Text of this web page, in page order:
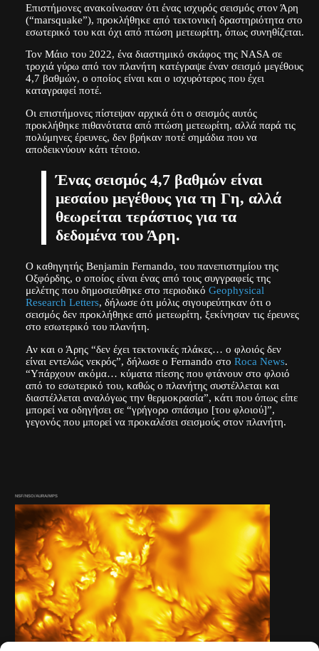
Επιστήμονες ανακοίνωσαν ότι ένας ισχυρός σεισμός στον Άρη
(“marsquake”), προκλήθηκε από τεκτονική δραστηριότητα στο
εσωτερικό του και όχι από πτώση μετεωρίτη, όπως συνηθίζεται.
Τον Μάιο του 2022, ένα διαστημικό σκάφος της NASA σε
τροχιά γύρω από τον πλανήτη κατέγραψε έναν σεισμό μεγέθους
4,7 βαθμών, ο οποίος είναι και ο ισχυρότερος που έχει
καταγραφεί ποτέ.
Οι επιστήμονες πίστεψαν αρχικά ότι ο σεισμός αυτός
προκλήθηκε πιθανότατα από πτώση μετεωρίτη, αλλά παρά τις
πολύμηνες έρευνες, δεν βρήκαν ποτέ σημάδια που να
αποδεικνύουν κάτι τέτοιο.
Ένας σεισμός 4,7 βαθμών είναι
μεσαίου μεγέθους για τη Γη, αλλά
θεωρείται τεράστιος για τα
δεδομένα του Άρη.
Ο καθηγητής Benjamin Fernando, του πανεπιστημίου της
Οξφόρδης, ο οποίος είναι ένας από τους συγγραφείς της
μελέτης που δημοσιεύθηκε στο περιοδικό Geophysical
Research Letters, δήλωσε ότι μόλις σιγουρεύτηκαν ότι ο
σεισμός δεν προκλήθηκε από μετεωρίτη, ξεκίνησαν τις έρευνες
στο εσωτερικό του πλανήτη.
Αν και ο Άρης “δεν έχει τεκτονικές πλάκες… ο φλοιός δεν
είναι εντελώς νεκρός”, δήλωσε ο Fernando στο Roca News.
“Υπάρχουν ακόμα… κύματα πίεσης που φτάνουν στο φλοιό
από το εσωτερικό του, καθώς ο πλανήτης συστέλλεται και
διαστέλλεται αναλόγως την θερμοκρασία”, κάτι που όπως είπε
μπορεί να οδηγήσει σε “γρήγορο σπάσιμο [του φλοιού]”,
γεγονός που μπορεί να προκαλέσει σεισμούς στον πλανήτη.
NSF/NSO/AURA/MPS